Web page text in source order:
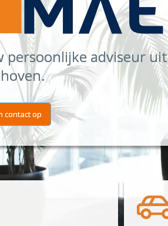
persoonlijke adviseur uit
contact op